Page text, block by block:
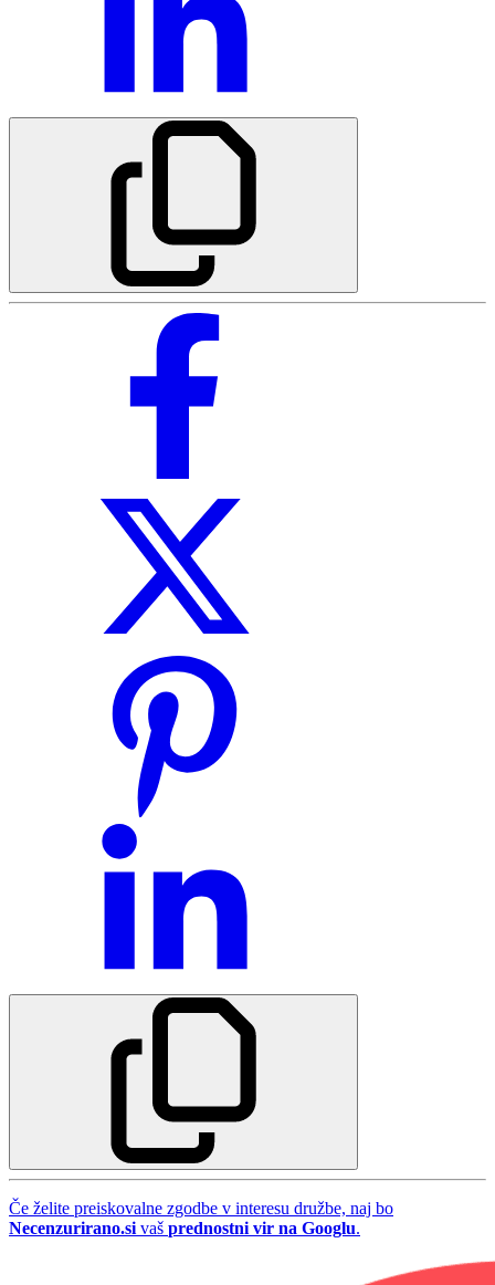
Če želite preiskovalne zgodbe v interesu družbe, naj bo
Necenzurirano.si vaš prednostni vir na Googlu.